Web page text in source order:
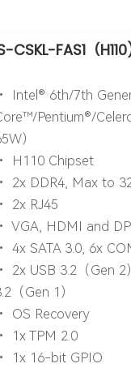
CSKL-FAS1（
• Intel® 6th/7th
Pentium®/
）
• H110 Chipset
• 2x DDR4, Max to
• 2x RJ45
• VGA, HDMI and
• 4x SATA 3.0, 6x
• 2x USB 3.2（Gen 2
（Gen 1）
• OS Recovery
• 1x TPM 2.0
• 1x 16-bit GPIO